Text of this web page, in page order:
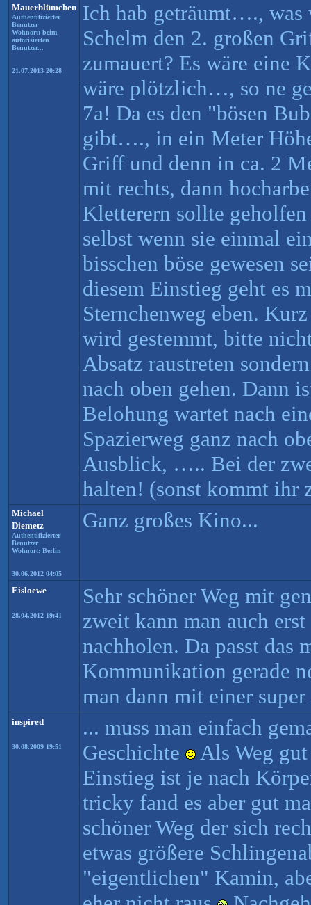
Mauerblümchen
Authentifizierter
Benutzer
Wohnort: beim
autorisierten
Benutzer...
21.07.2013 20:28
Ich hab geträumt…., was
Schelm den 2. großen
zumauert? Es wäre eine
wäre plötzlich…, so ne
7a! Da es den "bösen
gibt…., in ein Meter
Griff und denn in ca. 2
mit rechts, dann
Kletterern sollte
selbst wenn sie einmal
bisschen böse gewesen
diesem Einstieg geht es
Sternchenweg eben.
wird gestemmt, bitte
Absatz raustreten
nach oben gehen. Dann
Belohung wartet nach
Spazierweg ganz nach
Ausblick, ….. Bei der
halten! (sonst kommt ihr
Michael
Diemetz
Authentifizierter
Benutzer
Wohnort: Berlin
30.06.2012 04:05
Ganz großes Kino...
Eisloewe
28.04.2012 19:41
Sehr schöner Weg mit
zweit kann man auch
nachholen. Da passt das
Kommunikation gerade
man dann mit einer
inspired
30.08.2009 19:51
... muss man einfach
Geschichte
Als Weg
Einstieg ist je nach
tricky fand es aber gut
schöner Weg der sich
etwas größere
"eigentlichen" Kamin,